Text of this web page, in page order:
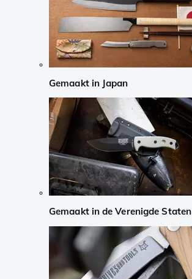
Gemaakt in Japan
Gemaakt in de Verenigde Staten